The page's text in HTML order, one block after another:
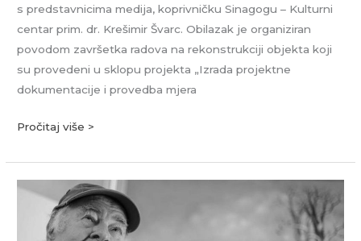
s predstavnicima medija, koprivničku Sinagogu – Kulturni
centar prim. dr. Krešimir Švarc. Obilazak je organiziran
povodom završetka radova na rekonstrukciji objekta koji
su provedeni u sklopu projekta „Izrada projektne
dokumentacije i provedba mjera
Pročitaj više >
In
memoriam: